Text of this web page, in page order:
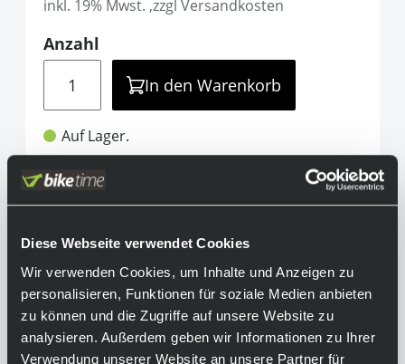
Diese Webseite verwendet Cookies
Wir verwenden Cookies, um Inhalte und Anzeigen zu
personalisieren, Funktionen für soziale Medien anbieten
zu können und die Zugriffe auf unsere Website zu
analysieren. Außerdem geben wir Informationen zu Ihrer
Verwendung unserer Website an unsere Partner für
inkl. 19% Mwst. ,zzgl Versandkosten
Anzahl
In den Warenkorb
Auf Lager.
Lieferzeit: 2-3 Tage
Teilen
Informationen
Die neue CrankBrothers Klic-Pumpe mit
Manometer darf auf keiner Tour fehlen. Die
flexible Premiumpumpe lässt sich per